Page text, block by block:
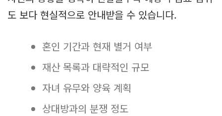
도 보다 현실적으로 안내받을 수 있습니다.
혼인 기간과 현재 별거 여부
재산 목록과 대략적인 규모
자녀 유무와 양육 계획
상대방과의 분쟁 정도